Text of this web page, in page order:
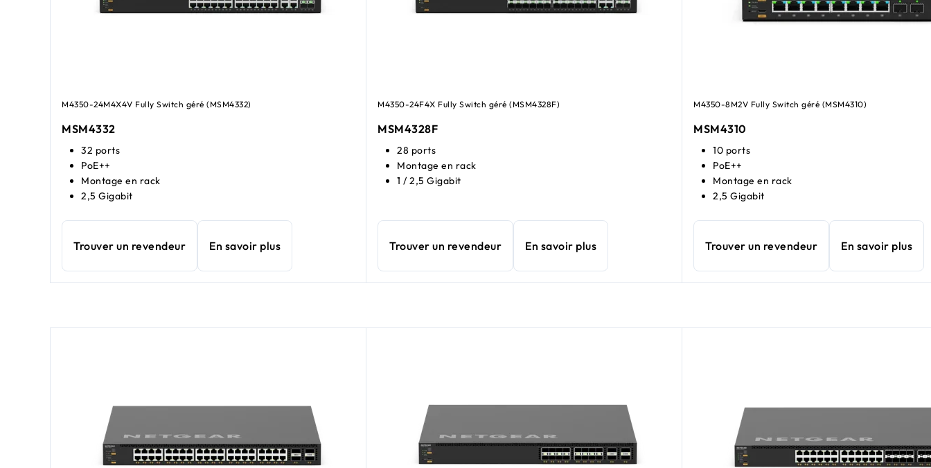
M4350-24M4X4V Fully Switch géré (MSM4332)
MSM4332
32 ports
PoE++
Montage en rack
2,5 Gigabit
Trouver un revendeur En savoir plus
M4350-24F4X Fully Switch géré (MSM4328F)
MSM4328F
28 ports
Montage en rack
1 / 2,5 Gigabit
Trouver un revendeur En savoir plus
M4350-8M2V Fully Switch géré (MSM4310)
MSM4310
10 ports
PoE++
Montage en rack
2,5 Gigabit
Trouver un revendeur En savoir plus